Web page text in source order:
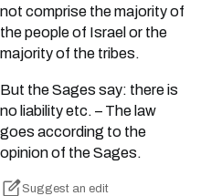
not comprise the majority of
the people of Israel or the
majority of the tribes.
But the Sages say: there is
no liability etc. – The law
goes according to the
opinion of the Sages.
Suggest an edit